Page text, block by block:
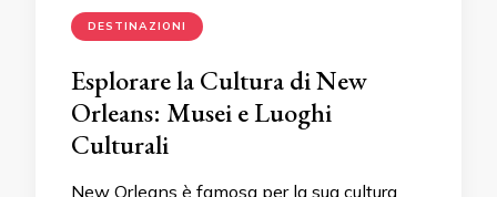
DESTINAZIONI
Esplorare la Cultura di New
Orleans: Musei e Luoghi
Culturali
New Orleans è famosa per la sua cultura